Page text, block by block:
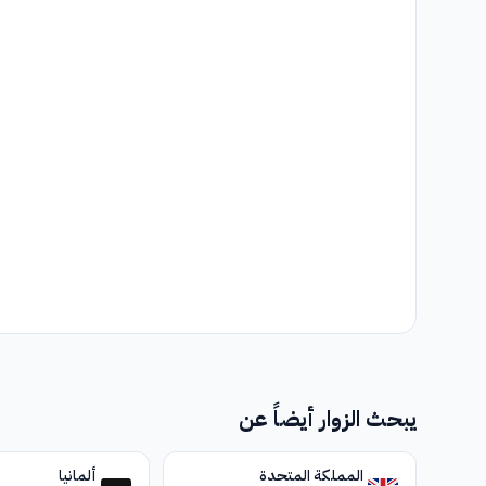
يبحث الزوار أيضاً عن
المملكة المتحدة ألمانيا